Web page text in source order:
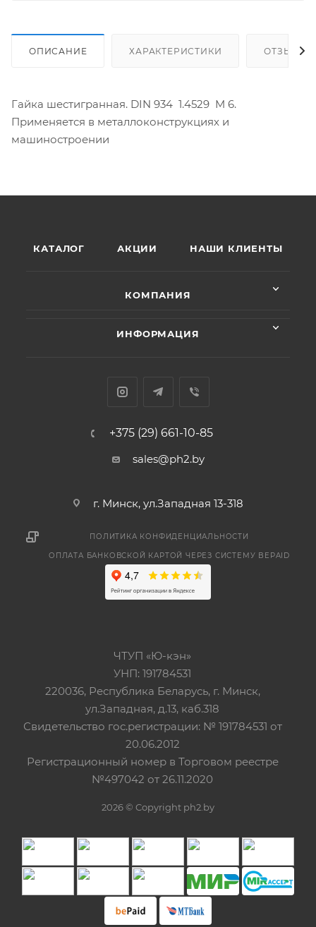
ОПИСАНИЕ ХАРАКТЕРИСТИКИ ОТЗЫВЫ
Гайка шестигранная. DIN 934 1.4529 M 6.
Применяется в металлоконструкциях и
машиностроении
КАТАЛОГ АКЦИИ НАШИ КЛИЕНТЫ
КОМПАНИЯ
ИНФОРМАЦИЯ
+375 (29) 661-10-85
sales@ph2.by
г. Минск, ул.Западная 13-318
ПОЛИТИКА КОНФИДЕНЦИАЛЬНОСТИ
ОПЛАТА БАНКОВСКОЙ КАРТОЙ ЧЕРЕЗ СИСТЕМУ BEPAID
ЧТУП «Ю-кэн»
УНП: 191784531
220036, Республика Беларусь, г. Минск,
ул.Западная, д.13, каб.318
Свидетельство гос.регистрации: № 191784531 от
20.06.2012
Регистрационный номер в Торговом реестре
№497042 от 26.11.2020
2026 © Copyright ph2.by